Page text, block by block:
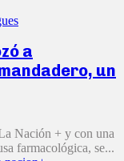
a
un
Nación + y con una
farmacológica, se...